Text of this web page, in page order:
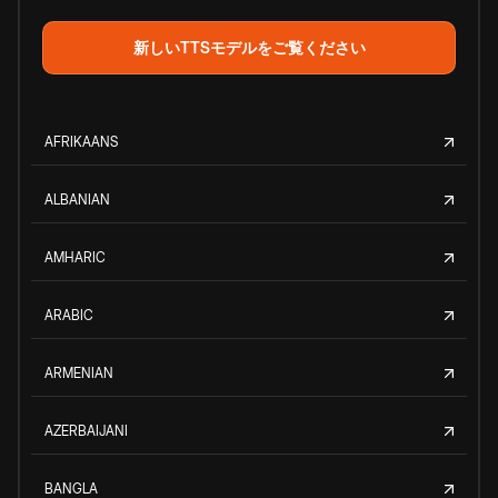
新しいTTSモデルをご覧ください
AFRIKAANS
ALBANIAN
AMHARIC
ARABIC
ARMENIAN
AZERBAIJANI
BANGLA